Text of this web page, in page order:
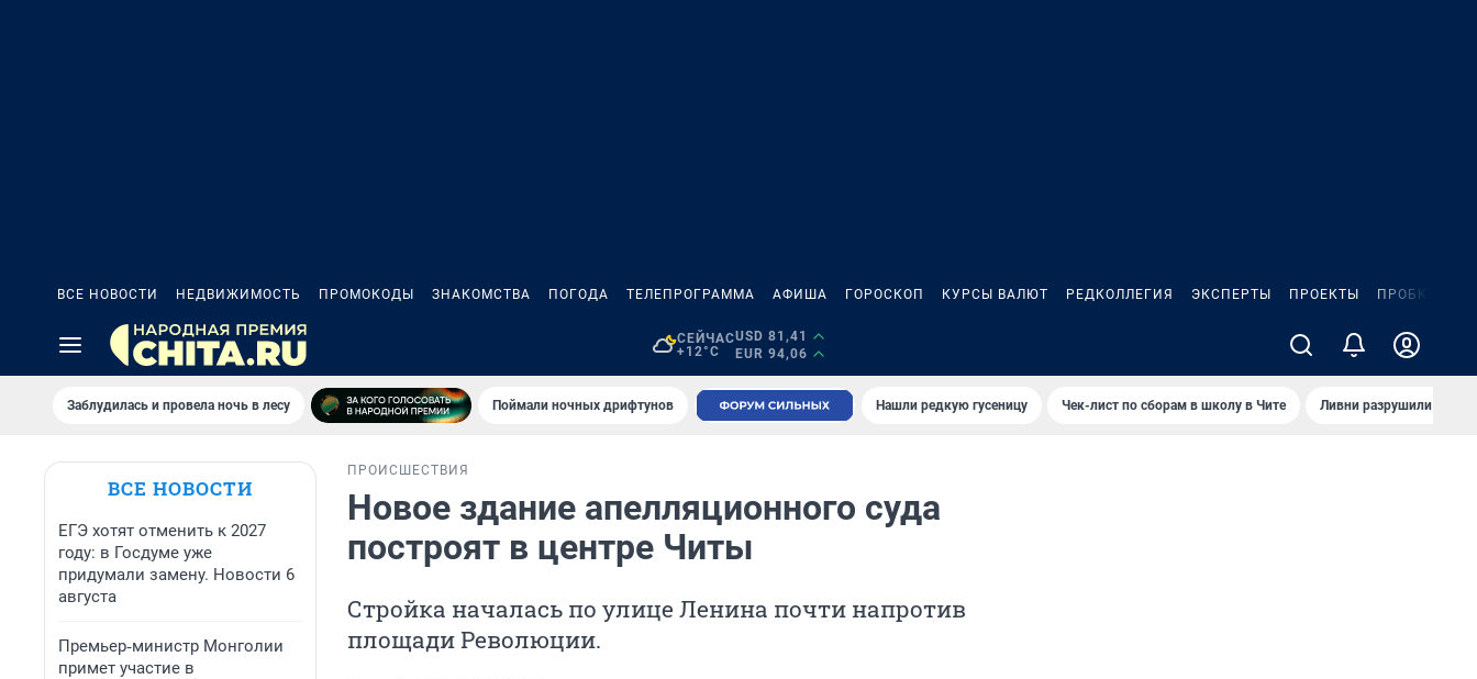
ВСЕ НОВОСТИ НЕДВИЖИМОСТЬ ПРОМОКОДЫ ЗНАКОМСТВА ПОГОДА ТЕЛЕПРОГРАММА АФИША ГОРОСКОП КУРСЫ ВАЛЮТ РЕДКОЛЛЕГИЯ ЭКСПЕРТЫ ПРОЕКТЫ ПРОБКИ
СЕЙЧАС
+12°C
USD 81,41
EUR 94,06
Заблудилась и провела ночь в лесу Поймали ночных дрифтунов Нашли редкую гусеницу Чек-лист по сборам в школу в Чите Ливни разрушили
ВСЕ НОВОСТИ
ЕГЭ хотят отменить к 2027
году: в Госдуме уже
придумали замену. Новости 6
августа
Премьер‑министр Монголии
примет участие в
ПРОИСШЕСТВИЯ
Новое здание апелляционного суда
построят в центре Читы
Стройка началась по улице Ленина почти напротив
площади Революции.